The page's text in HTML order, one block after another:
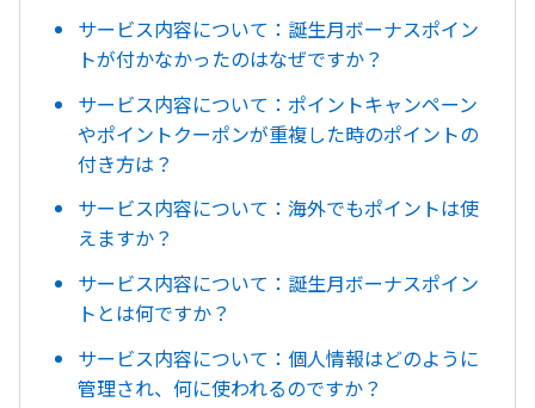
サービス内容について：誕生月ボーナスポイン
トが付かなかったのはなぜですか？
サービス内容について：ポイントキャンペーン
やポイントクーポンが重複した時のポイントの
付き方は？
サービス内容について：海外でもポイントは使
えますか？
サービス内容について：誕生月ボーナスポイン
トとは何ですか？
サービス内容について：個人情報はどのように
管理され、何に使われるのですか？